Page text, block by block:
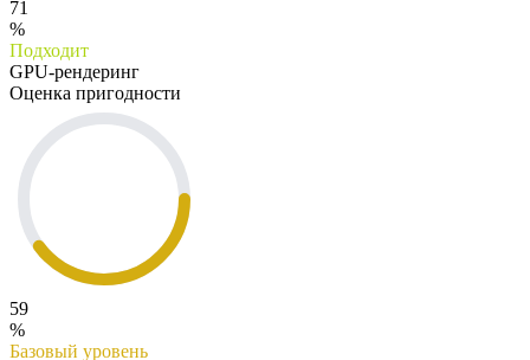
71
%
Подходит
GPU-рендеринг
Оценка пригодности
59
%
Базовый уровень